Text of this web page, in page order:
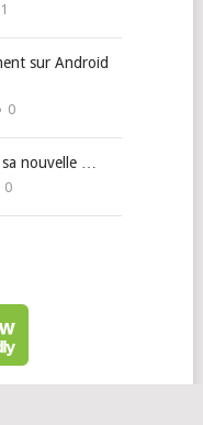
1
sur Android
0
nouvelle …
0